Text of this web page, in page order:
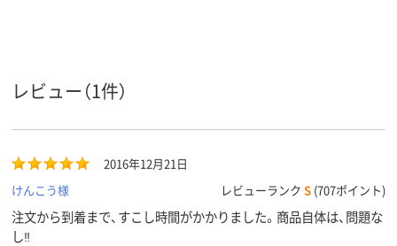
アスクル
スコア
レビュー（1件）
2016年12月21日
けんこう様
レビューランク S (707ポイント)
注文から到着まで、すこし時間がかかりました。商品自体は、問題な
し‼